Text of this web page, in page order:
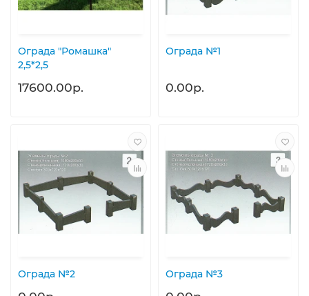
Ограда "Ромашка"
2,5*2,5
17600.00р.
Ограда №1
0.00р.
Ограда №2 Ограда №3